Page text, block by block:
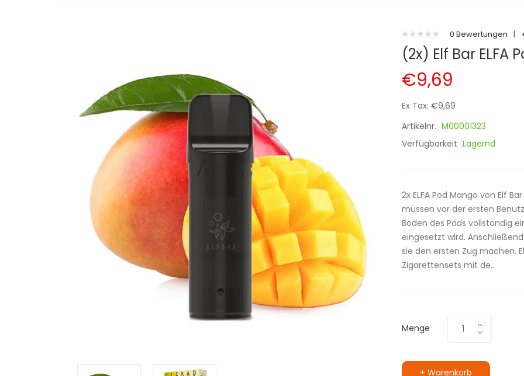
0 Bewertungen |
(2x) Elf Bar ELFA
€9,69
Ex Tax: €9,69
Artikelnr. M00001323
Verfügbarkeit Lagernd
2x ELFA Pod Mango von Elf
müssen vor der ersten
Boden des Pods vollständig
eingesetzt wird.
sie den ersten Zug machen.
Zigarettensets mit de..
Menge
+ Warenkorb